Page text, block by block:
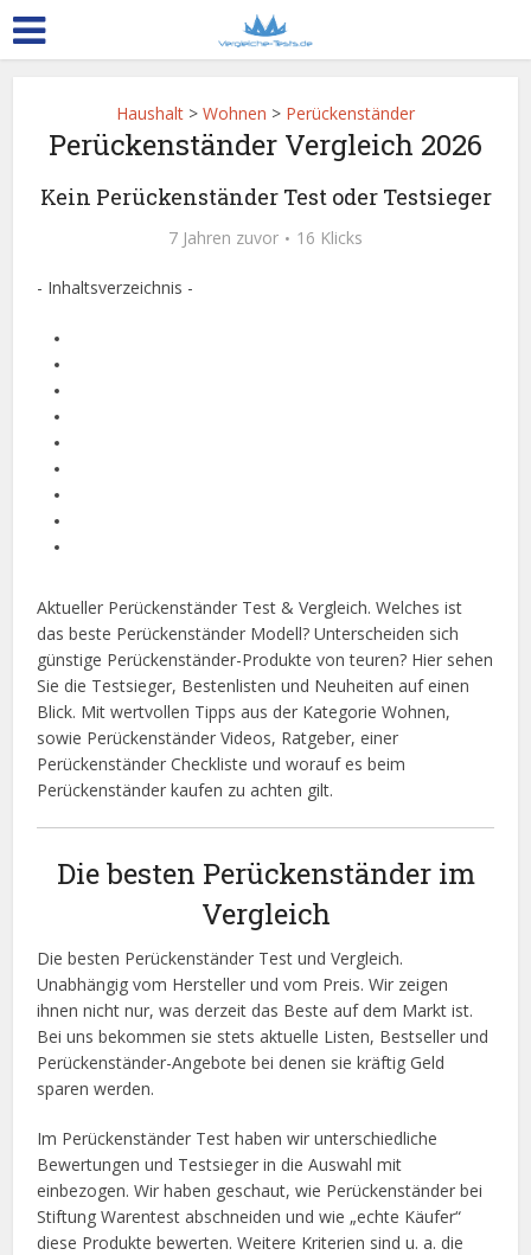
Haushalt > Wohnen > Perückenständer
Perückenständer Vergleich 2026
Kein Perückenständer Test oder Testsieger
7 Jahren zuvor 16 Klicks
- Inhaltsverzeichnis -
Aktueller Perückenständer Test & Vergleich. Welches ist
das beste Perückenständer Modell? Unterscheiden sich
günstige Perückenständer-Produkte von teuren? Hier sehen
Sie die Testsieger, Bestenlisten und Neuheiten auf einen
Blick. Mit wertvollen Tipps aus der Kategorie Wohnen,
sowie Perückenständer Videos, Ratgeber, einer
Perückenständer Checkliste und worauf es beim
Perückenständer kaufen zu achten gilt.
Die besten Perückenständer im
Vergleich
Die besten Perückenständer Test und Vergleich.
Unabhängig vom Hersteller und vom Preis. Wir zeigen
ihnen nicht nur, was derzeit das Beste auf dem Markt ist.
Bei uns bekommen sie stets aktuelle Listen, Bestseller und
Perückenständer-Angebote bei denen sie kräftig Geld
sparen werden.
Im Perückenständer Test haben wir unterschiedliche
Bewertungen und Testsieger in die Auswahl mit
einbezogen. Wir haben geschaut, wie Perückenständer bei
Stiftung Warentest abschneiden und wie „echte Käufer“
diese Produkte bewerten. Weitere Kriterien sind u. a. die